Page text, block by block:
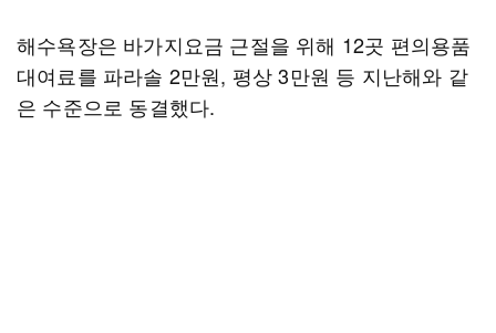
해수욕장은 바가지요금 근절을 위해 12곳 편의용품
대여료를 파라솔 2만원, 평상 3만원 등 지난해와 같
은 수준으로 동결했다.